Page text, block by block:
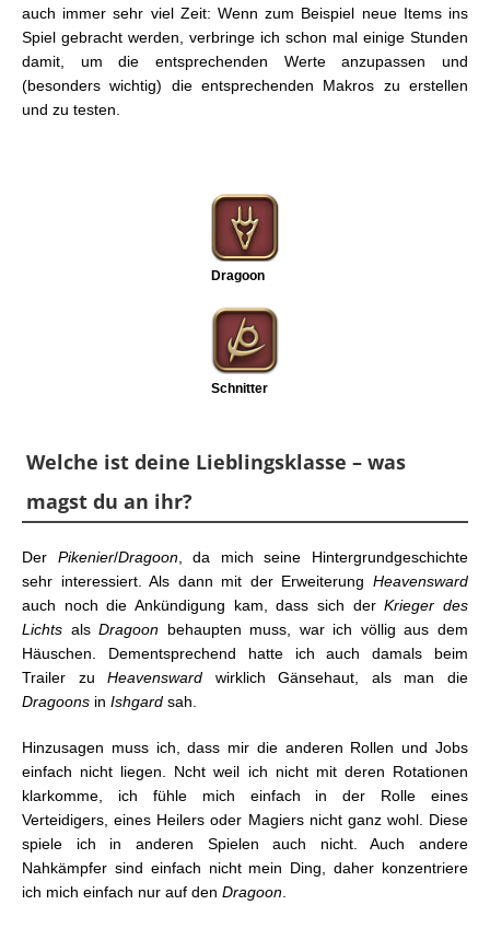
auch immer sehr viel Zeit: Wenn zum Beispiel neue Items ins
Spiel gebracht werden, verbringe ich schon mal einige Stunden
damit, um die entsprechenden Werte anzupassen und
(besonders wichtig) die entsprechenden Makros zu erstellen
und zu testen.
Dragoon
Schnitter
Welche ist deine Lieblingsklasse – was
magst du an ihr?
Der Pikenier/Dragoon, da mich seine Hintergrundgeschichte
sehr interessiert. Als dann mit der Erweiterung Heavensward
auch noch die Ankündigung kam, dass sich derKrieger des
Lichts alsDragoon behaupten muss, war ich völlig aus dem
Häuschen. Dementsprechend hatte ich auch damals beim
Trailer zuHeavensward wirklich Gänsehaut, als man die
Dragoons in Ishgard sah.
Hinzusagen muss ich, dass mir die anderen Rollen und Jobs
einfach nicht liegen. Ncht weil ich nicht mit deren Rotationen
klarkomme, ich fühle mich einfach in der Rolle eines
Verteidigers, eines Heilers oder Magiers nicht ganz wohl. Diese
spiele ich in anderen Spielen auch nicht. Auch andere
Nahkämpfer sind einfach nicht mein Ding, daher konzentriere
ich mich einfach nur auf den Dragoon.